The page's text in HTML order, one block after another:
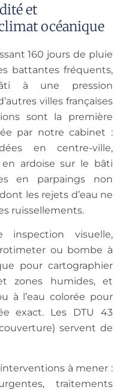
et
océanique
160 jours de pluie
battantes fréquents,
à une pression
villes françaises
sont la première
par notre cabinet :
en centre-ville,
ardoise sur le bâti
en parpaings non
les rejets d’eau ne
ruissellements.
inspection visuelle,
ou bombe à
pour cartographier
zones humides, et
à l’eau colorée pour
exact. Les DTU 43
servent de
à mener :
traitements